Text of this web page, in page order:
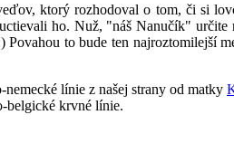
ktorý rozhodoval o tom, či si
ho. Nuž, "náš Nanučík"
to bude ten
línie z našej strany od matky
belgické krvné línie.